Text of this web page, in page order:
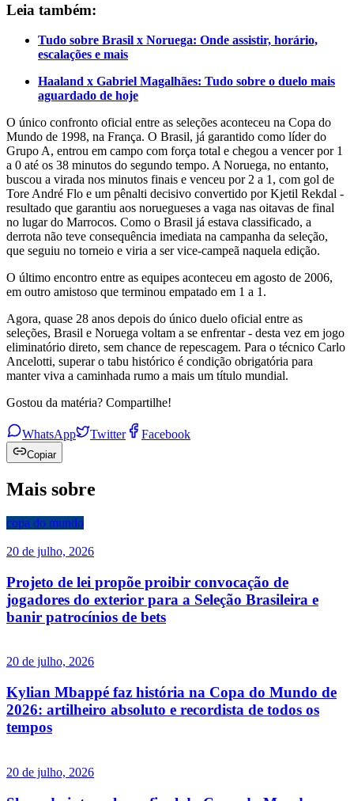
Leia também:
Tudo sobre Brasil x Noruega: Onde assistir, horário,
escalações e mais
Haaland x Gabriel Magalhães: Tudo sobre o duelo mais
aguardado de hoje
O único confronto oficial entre as seleções aconteceu na Copa do
Mundo de 1998, na França. O Brasil, já garantido como líder do
Grupo A, entrou em campo com força total e chegou a vencer por 1
a 0 até os 38 minutos do segundo tempo. A Noruega, no entanto,
buscou a virada nos minutos finais e venceu por 2 a 1, com gol de
Tore André Flo e um pênalti decisivo convertido por Kjetil Rekdal -
resultado que garantiu aos noruegueses a vaga nas oitavas de final
no lugar do Marrocos. Como o Brasil já estava classificado, a
derrota não teve consequência imediata na campanha da seleção,
que seguiu no torneio e viria a ser vice-campeã naquela edição.
O último encontro entre as equipes aconteceu em agosto de 2006,
em outro amistoso que terminou empatado em 1 a 1.
Agora, quase 28 anos depois do único duelo oficial entre as
seleções, Brasil e Noruega voltam a se enfrentar - desta vez em jogo
eliminatório direto, sem chance de repescagem. Para o técnico Carlo
Ancelotti, superar o tabu histórico é condição obrigatória para
manter viva a caminhada rumo a mais um título mundial.
Gostou da matéria? Compartilhe!
WhatsApp Twitter Facebook
Copiar
Mais sobre
copa do mundo
20 de julho, 2026
Projeto de lei propõe proibir convocação de
jogadores do exterior para a Seleção Brasileira e
banir patrocínios de bets
20 de julho, 2026
Kylian Mbappé faz história na Copa do Mundo de
2026: artilheiro absoluto e recordista de todos os
tempos
20 de julho, 2026